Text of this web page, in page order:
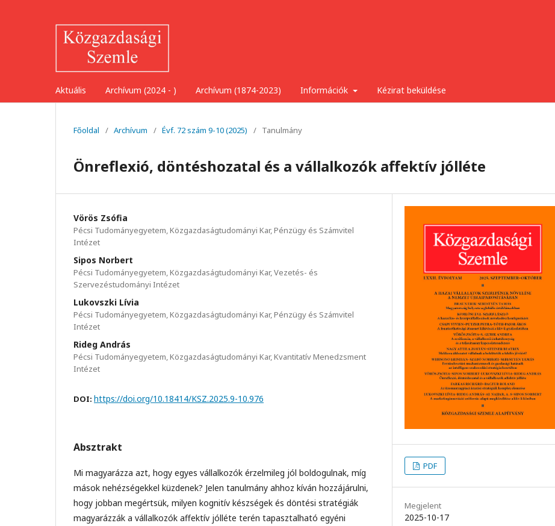
Aktuális Archívum (2024 - ) Archívum (1874-2023) Információk Kézirat beküldése
Főoldal / Archívum / Évf. 72 szám 9-10 (2025) / Tanulmány
Önreflexió, döntéshozatal és a vállalkozók affektív jólléte
Vörös Zsófia
Pécsi Tudományegyetem, Közgazdaságtudományi Kar, Pénzügy és Számvitel
Intézet
Sipos Norbert
Pécsi Tudományegyetem, Közgazdaságtudományi Kar, Vezetés- és
Szervezéstudományi Intézet
Lukovszki Lívia
Pécsi Tudományegyetem, Közgazdaságtudományi Kar, Pénzügy és Számvitel
Intézet
Rideg András
Pécsi Tudományegyetem, Közgazdaságtudományi Kar, Kvantitatív Menedzsment
Intézet
DOI: https://doi.org/10.18414/KSZ.2025.9-10.976
Absztrakt
Mi magyarázza azt, hogy egyes vállalkozók érzelmileg jól boldogulnak, míg
mások nehézségekkel küzdenek? Jelen tanulmány ahhoz kíván hozzájárulni,
hogy jobban megértsük, milyen kognitív készségek és döntési stratégiák
magyarázzák a vállalkozók affektív jólléte terén tapasztalható egyéni
PDF
Megjelent
2025-10-17